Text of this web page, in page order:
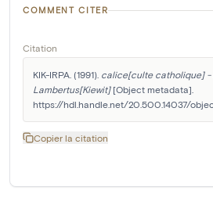
COMMENT CITER
Citation
KIK-IRPA. (1991). calice[culte catholique] -
Lambertus[Kiewit] [Object metadata].
https://hdl.handle.net/20.500.14037/
Copier la citation